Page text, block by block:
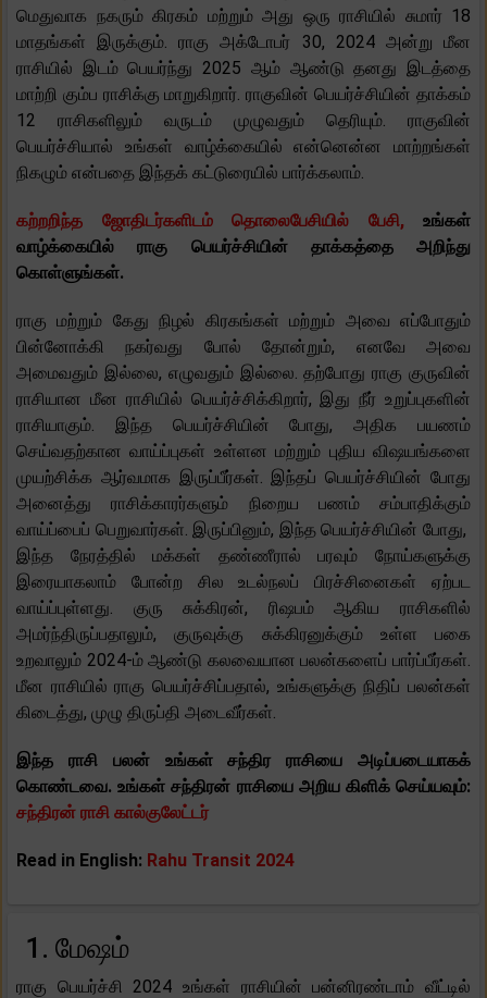
மெதுவாக நகரும் கிரகம் மற்றும் அது ஒரு ராசியில் சுமார் 18
மாதங்கள் இருக்கும். ராகு அக்டோபர் 30, 2024 அன்று மீன
ராசியில் இடம் பெயர்ந்து 2025 ஆம் ஆண்டு தனது இடத்தை
மாற்றி கும்ப ராசிக்கு மாறுகிறார். ராகுவின் பெயர்ச்சியின் தாக்கம்
12 ராசிகளிலும் வருடம் முழுவதும் தெரியும். ராகுவின்
பெயர்ச்சியால் உங்கள் வாழ்க்கையில் என்னென்ன மாற்றங்கள்
நிகழும் என்பதை இந்தக் கட்டுரையில் பார்க்கலாம்.
கற்றறிந்த ஜோதிடர்களிடம் தொலைபேசியில் பேசி, உங்கள்
வாழ்க்கையில் ராகு பெயர்ச்சியின் தாக்கத்தை அறிந்து
கொள்ளுங்கள்.
ராகு மற்றும் கேது நிழல் கிரகங்கள் மற்றும் அவை எப்போதும்
பின்னோக்கி நகர்வது போல் தோன்றும், எனவே அவை
அமைவதும் இல்லை, எழுவதும் இல்லை. தற்போது ராகு குருவின்
ராசியான மீன ராசியில் பெயர்ச்சிக்கிறார், இது நீர் உறுப்புகளின்
ராசியாகும். இந்த பெயர்ச்சியின் போது, ​​அதிக பயணம்
செய்வதற்கான வாய்ப்புகள் உள்ளன மற்றும் புதிய விஷயங்களை
முயற்சிக்க ஆர்வமாக இருப்பீர்கள். இந்தப் பெயர்ச்சியின் போது
அனைத்து ராசிக்காரர்களும் நிறைய பணம் சம்பாதிக்கும்
வாய்ப்பைப் பெறுவார்கள். இருப்பினும், இந்த பெயர்ச்சியின் போது, ​​
இந்த நேரத்தில் மக்கள் தண்ணீரால் பரவும் நோய்களுக்கு
இரையாகலாம் போன்ற சில உடல்நலப் பிரச்சினைகள் ஏற்பட
வாய்ப்புள்ளது. குரு சுக்கிரன், ரிஷபம் ஆகிய ராசிகளில்
அமர்ந்திருப்பதாலும், குருவுக்கு சுக்கிரனுக்கும் உள்ள பகை
உறவாலும் 2024-ம் ஆண்டு கலவையான பலன்களைப் பார்ப்பீர்கள்.
மீன ராசியில் ராகு பெயர்ச்சிப்பதால், உங்களுக்கு நிதிப் பலன்கள்
கிடைத்து, முழு திருப்தி அடைவீர்கள்.
இந்த ராசி பலன் உங்கள் சந்திர ராசியை அடிப்படையாகக்
கொண்டவை. உங்கள் சந்திரன் ராசியை அறிய கிளிக் செய்யவும்:
சந்திரன் ராசி கால்குலேட்டர்
Read in English: Rahu Transit 2024
1. மேஷம்
ராகு பெயர்ச்சி 2024 உங்கள் ராசியின் பன்னிரண்டாம் வீட்டில்